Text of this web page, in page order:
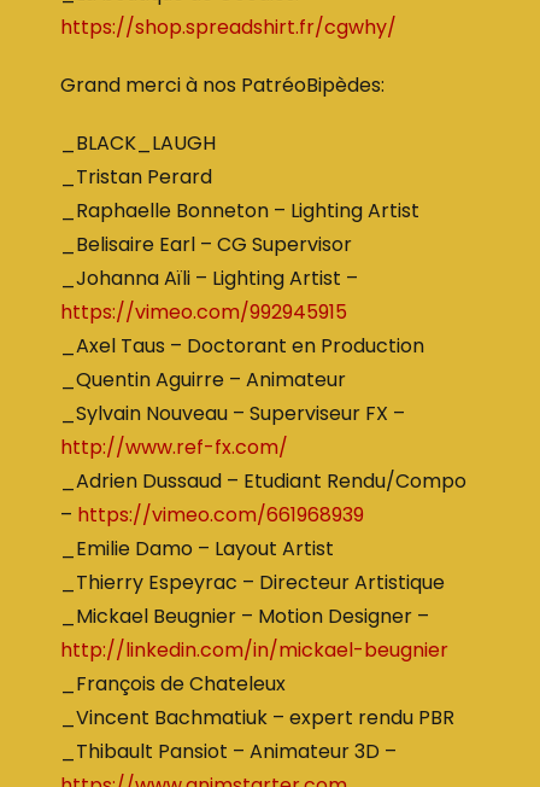
https://shop.spreadshirt.fr/cgwhy/
Grand merci à nos PatréoBipèdes:
_BLACK_LAUGH
_Tristan Perard
_Raphaelle Bonneton – Lighting Artist
_Belisaire Earl – CG Supervisor
_Johanna Aïli – Lighting Artist –
https://vimeo.com/992945915
_Axel Taus – Doctorant en Production
_Quentin Aguirre – Animateur
_Sylvain Nouveau – Superviseur FX –
http://www.ref-fx.com/
_Adrien Dussaud – Etudiant Rendu/Compo
– https://vimeo.com/661968939
_Emilie Damo – Layout Artist
_Thierry Espeyrac – Directeur Artistique
_Mickael Beugnier – Motion Designer –
http://linkedin.com/in/mickael-beugnier
_François de Chateleux
_Vincent Bachmatiuk – expert rendu PBR
_Thibault Pansiot – Animateur 3D –